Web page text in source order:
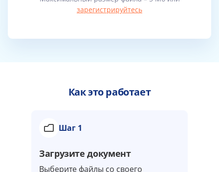
зарегистрируйтесь
Как это работает
Шаг 1
Загрузите документ
Выберите файлы co своего